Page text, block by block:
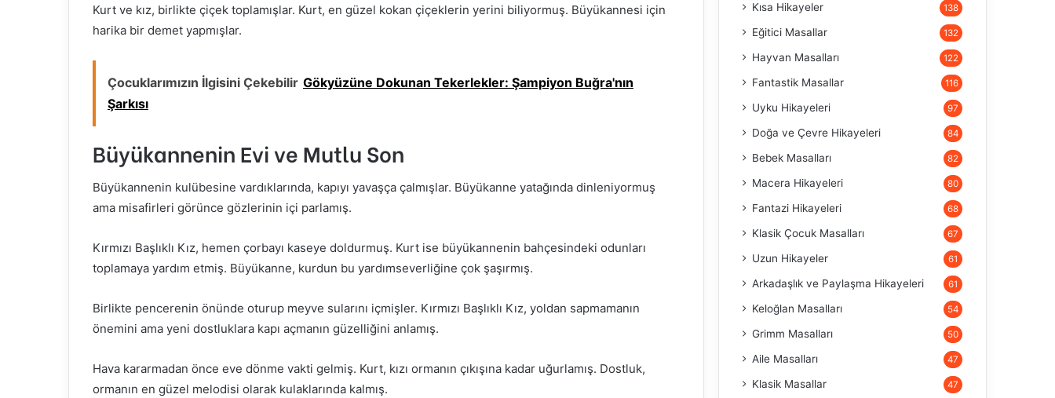
Kurt ve kız, birlikte çiçek toplamışlar. Kurt, en güzel kokan çiçeklerin yerini biliyormuş. Büyükannesi için
harika bir demet yapmışlar.
Çocuklarımızın İlgisini Çekebilir Gökyüzüne Dokunan Tekerlekler: Şampiyon Buğra'nın
Şarkısı
Büyükannenin Evi ve Mutlu Son
Büyükannenin kulübesine vardıklarında, kapıyı yavaşça çalmışlar. Büyükanne yatağında dinleniyormuş
ama misafirleri görünce gözlerinin içi parlamış.
Kırmızı Başlıklı Kız, hemen çorbayı kaseye doldurmuş. Kurt ise büyükannenin bahçesindeki odunları
toplamaya yardım etmiş. Büyükanne, kurdun bu yardımseverliğine çok şaşırmış.
Birlikte pencerenin önünde oturup meyve sularını içmişler. Kırmızı Başlıklı Kız, yoldan sapmamanın
önemini ama yeni dostluklara kapı açmanın güzelliğini anlamış.
Hava kararmadan önce eve dönme vakti gelmiş. Kurt, kızı ormanın çıkışına kadar uğurlamış. Dostluk,
ormanın en güzel melodisi olarak kulaklarında kalmış.
Kısa Hikayeler 138
Eğitici Masallar 132
Hayvan Masalları 122
Fantastik Masallar 116
Uyku Hikayeleri 97
Doğa ve Çevre Hikayeleri 84
Bebek Masalları 82
Macera Hikayeleri 80
Fantazi Hikayeleri 68
Klasik Çocuk Masalları 67
Uzun Hikayeler 61
Arkadaşlık ve Paylaşma Hikayeleri 61
Keloğlan Masalları 54
Grimm Masalları 50
Aile Masalları 47
Klasik Masallar 47